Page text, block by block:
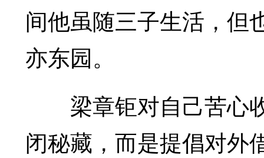
间他虽随三子生活，但
亦东园。
梁章钜对自己苦心
闭秘藏，而是提倡对外